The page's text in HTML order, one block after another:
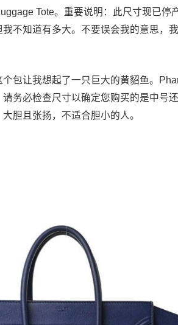
Tote。重要说明：此尺寸现已停
不知道有多大。不要误会我的意思，
包让我想起了一只巨大的黄貂鱼。
务必检查尺寸以确定您购买的是中号
胆且张扬，不适合胆小的人。